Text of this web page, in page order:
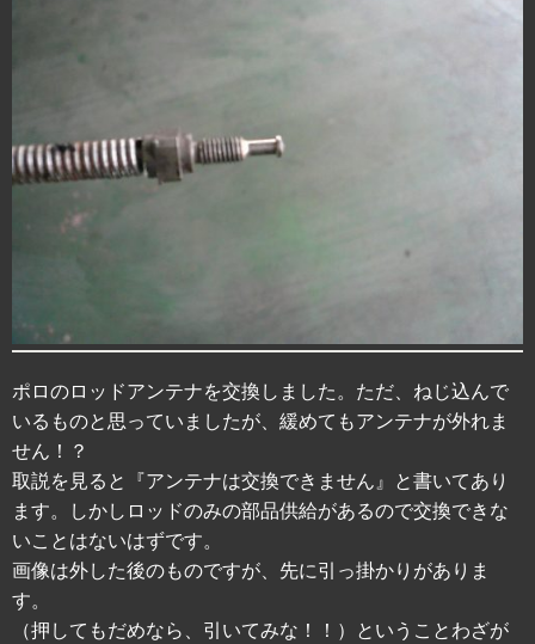
ポロのロッドアンテナを交換しました。ただ、ねじ込んで
いるものと思っていましたが、緩めてもアンテナが外れま
せん！？
取説を見ると『アンテナは交換できません』と書いてあり
ます。しかしロッドのみの部品供給があるので交換できな
いことはないはずです。
画像は外した後のものですが、先に引っ掛かりがありま
す。
（押してもだめなら、引いてみな！！）ということわざが